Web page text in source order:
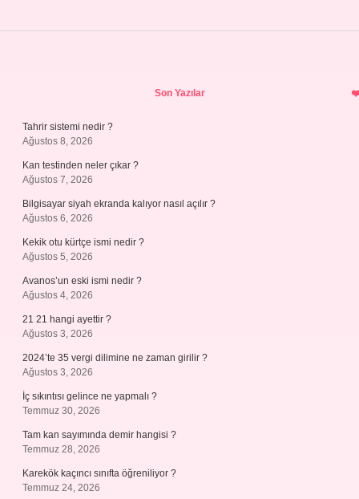
Son Yazılar
Tahrir sistemi nedir ?
Ağustos 8, 2026
Kan testinden neler çıkar ?
Ağustos 7, 2026
Bilgisayar siyah ekranda kalıyor nasıl açılır ?
Ağustos 6, 2026
Kekik otu kürtçe ismi nedir ?
Ağustos 5, 2026
Avanos’un eski ismi nedir ?
Ağustos 4, 2026
21 21 hangi ayettir ?
Ağustos 3, 2026
2024’te 35 vergi dilimine ne zaman girilir ?
Ağustos 3, 2026
İç sıkıntısı gelince ne yapmalı ?
Temmuz 30, 2026
Tam kan sayımında demir hangisi ?
Temmuz 28, 2026
Karekök kaçıncı sınıfta öğreniliyor ?
Temmuz 24, 2026